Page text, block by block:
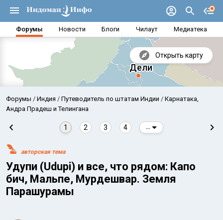
Форумы Новости Блоги Чилаут Медиатека
Открыть карту
Форумы Индия Путеводитель по штатам Индии
Карнатака,
Андра Прадеш и Телингана
1 2 3 4
авторская тема
Удупи (Udupi) и все, что рядом: Капо
бич, Мальпе, Мурдешвар. Земля
Парашурамы